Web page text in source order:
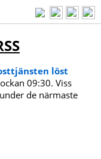
löst
09:30. Viss
de närmaste